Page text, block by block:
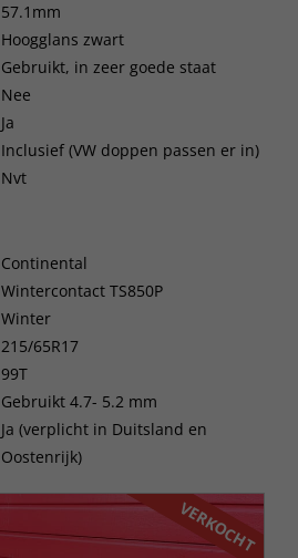
57.1mm
Hoogglans zwart
Gebruikt, in zeer goede staat
Nee
Ja
Inclusief (VW doppen passen er in)
Nvt
Continental
Wintercontact TS850P
Winter
215/65R17
99T
Gebruikt 4.7- 5.2 mm
Ja (verplicht in Duitsland en
Oostenrijk)
VERKOCHT
VERKOCHT